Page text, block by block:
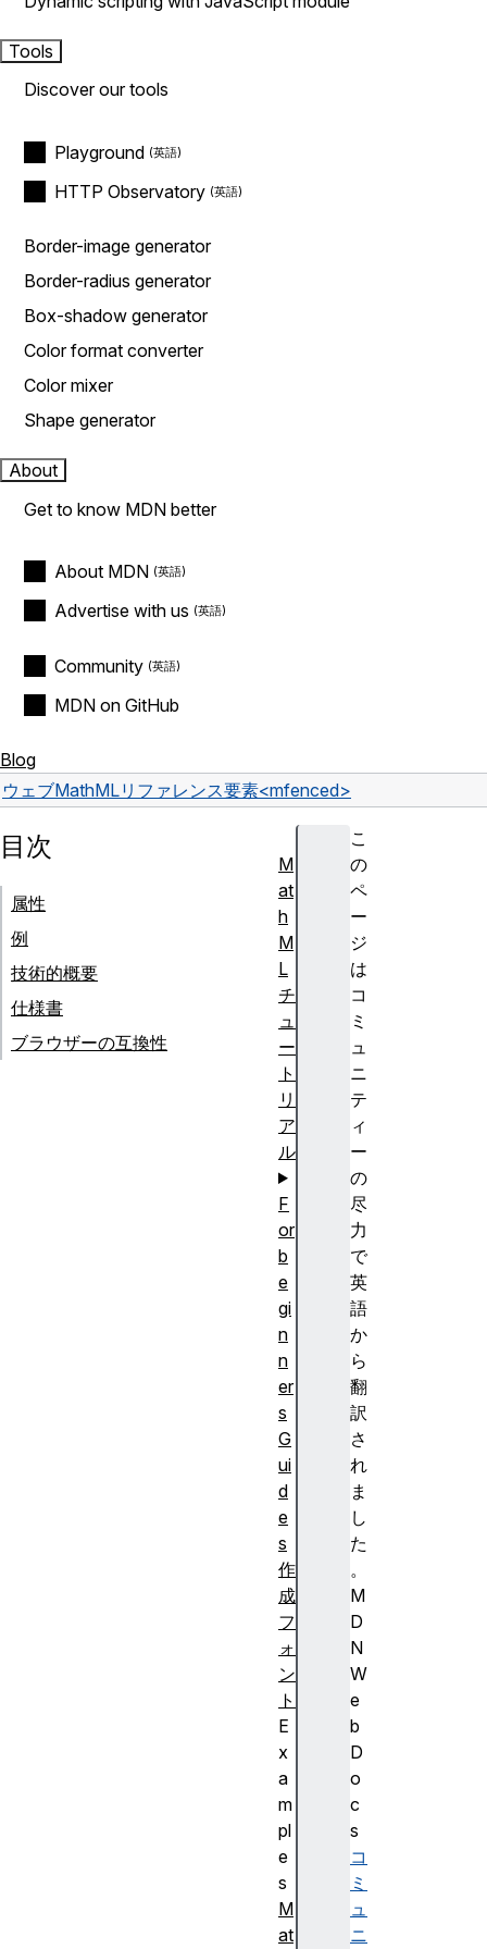
Tools
Discover our tools
Playground
HTTP Observatory
Border-image generator
Border-radius generator
Box-shadow generator
Color format converter
Color mixer
Shape generator
About
Get to know MDN better
About MDN
Advertise with us
Community
MDN on GitHub
Blog
ウェブMathMLリファレンス要素<mfenced>
こ
の
ペ
ー
ジ
は
コ
ミ
ュ
ニ
テ
ィ
ー
の
尽
力
で
英
語
か
ら
翻
訳
さ
れ
ま
し
た
。
M
D
N
W
e
b
D
o
c
s
コ
ミ
ュ
ニ
目次
属性
例
技術的概要
仕様書
ブラウザーの互換性
M
at
h
M
L
チ
ュ
ー
ト
リ
ア
ル
F
or
b
e
gi
n
n
er
s
G
ui
d
e
s
作
成
フ
ォ
ン
ト
E
x
a
m
pl
e
s
M
at